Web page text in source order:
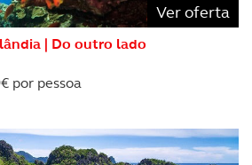
Ver oferta
| Do outro lado
por pessoa